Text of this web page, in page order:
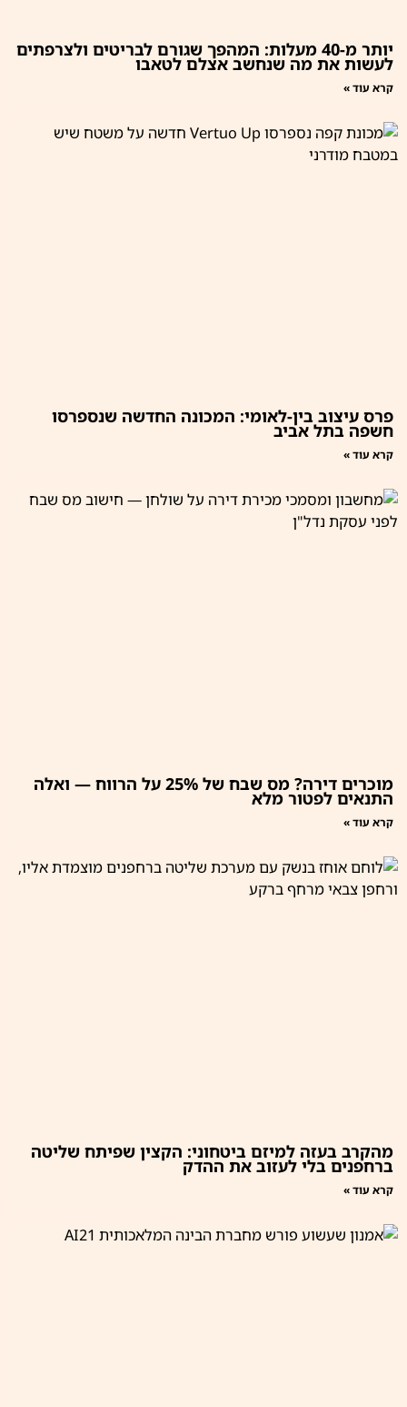
יותר מ-40 מעלות: המהפך שגורם לבריטים ולצרפתים
לעשות את מה שנחשב אצלם לטאבו
קרא עוד »
פרס עיצוב בין-לאומי: המכונה החדשה שנספרסו
חשפה בתל אביב
קרא עוד »
מוכרים דירה? מס שבח של 25% על הרווח — ואלה
התנאים לפטור מלא
קרא עוד »
מהקרב בעזה למיזם ביטחוני: הקצין שפיתח שליטה
ברחפנים בלי לעזוב את ההדק
קרא עוד »